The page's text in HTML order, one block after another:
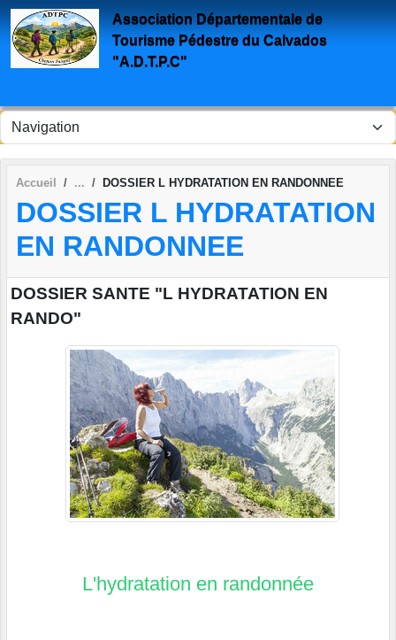
Association Départementale de
Tourisme Pédestre du Calvados
"A.D.T.P.C"
Accueil DOSSIER L HYDRATATION EN RANDONNEE
DOSSIER L HYDRATATION
EN RANDONNEE
DOSSIER SANTE "L HYDRATATION EN
RANDO"
L'hydratation en randonnée
Panneau de gestion des cookies